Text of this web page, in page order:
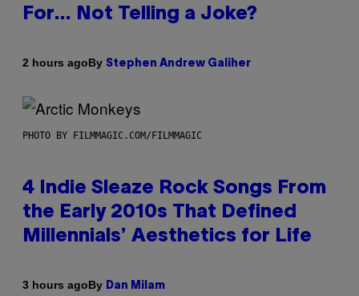
For… Not Telling a Joke?
2 hours agoBy Stephen Andrew Galiher
PHOTO BY FILMMAGIC.COM/FILMMAGIC
4 Indie Sleaze Rock Songs From
the Early 2010s That Defined
Millennials’ Aesthetics for Life
3 hours agoBy Dan Milam